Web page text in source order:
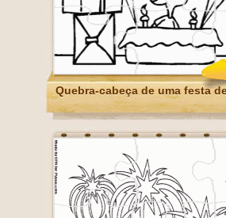
Quebra-cabeça de uma festa